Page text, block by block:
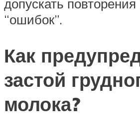
допускать
“ошибок”.
Как
застой
молока?